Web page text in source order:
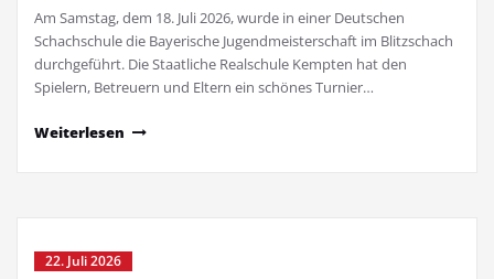
Am Samstag, dem 18. Juli 2026, wurde in einer Deutschen
Schachschule die Bayerische Jugendmeisterschaft im Blitzschach
durchgeführt. Die Staatliche Realschule Kempten hat den
Spielern, Betreuern und Eltern ein schönes Turnier…
Weiterlesen
22. Juli 2026